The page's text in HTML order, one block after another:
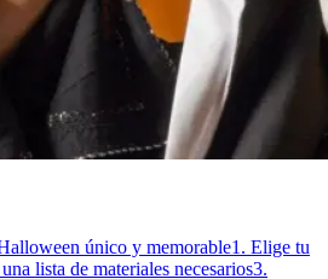
único y memorable1. Elige tu
lista de materiales necesarios3.